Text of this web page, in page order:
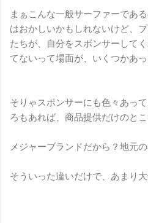
まぁこんな一般サーファーであ
はおかしいかもしれないけど、
たちが、自分をスポンサーして
てないって場面が、いくつかあっ
そりゃスポンサーにも色々あっ
ろもあれば、商品提供だけのと
メジャーブランドだから？地元
そういった違いだけで、あまり